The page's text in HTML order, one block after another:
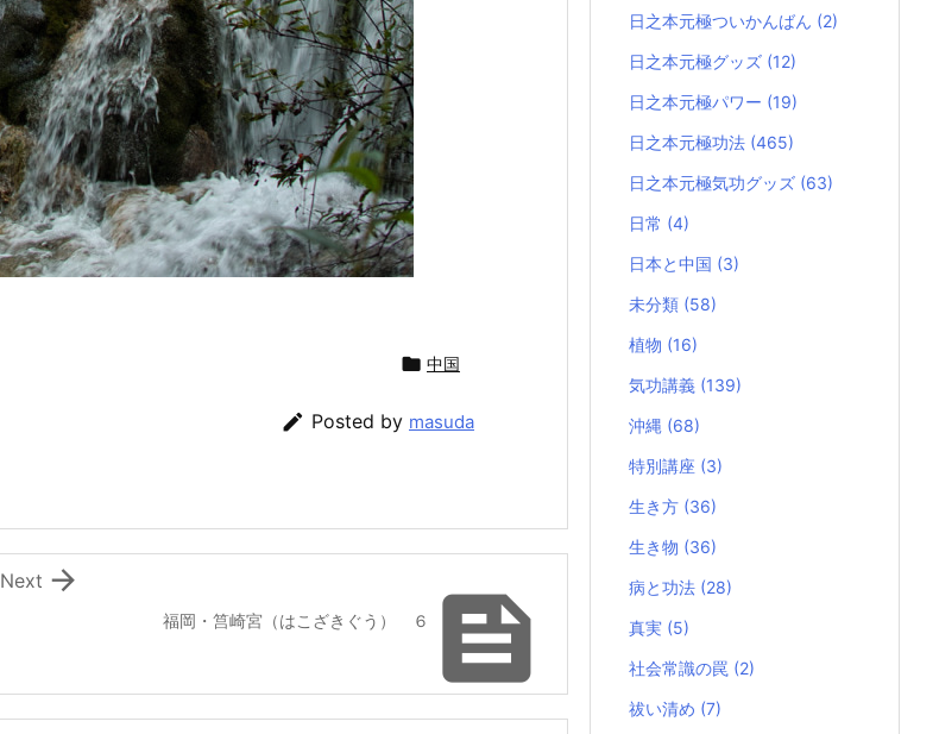
 中国
 Posted by masuda

福岡・筥崎宮（はこざきぐう） ６

Next
日之本元極ついかんばん (2)
日之本元極グッズ (12)
日之本元極パワー (19)
日之本元極功法 (465)
日之本元極気功グッズ (63)
日常 (4)
日本と中国 (3)
未分類 (58)
植物 (16)
気功講義 (139)
沖縄 (68)
特別講座 (3)
生き方 (36)
生き物 (36)
病と功法 (28)
真実 (5)
社会常識の罠 (2)
祓い清め (7)